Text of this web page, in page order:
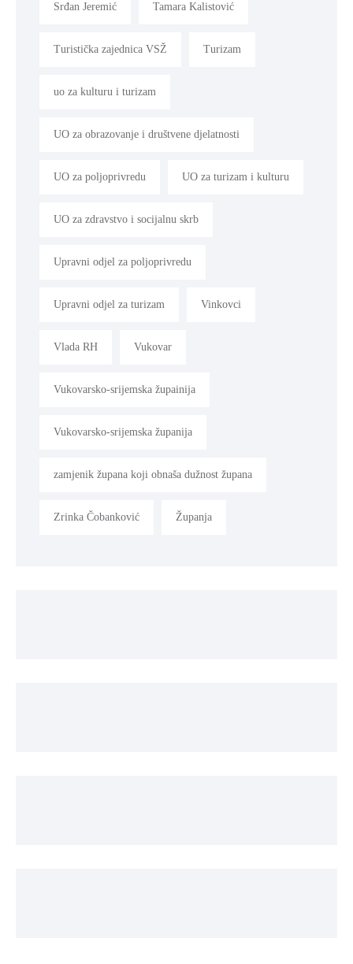
Srđan Jeremić Tamara Kalistović
Turistička zajednica VSŽ Turizam
uo za kulturu i turizam
UO za obrazovanje i društvene djelatnosti
UO za poljoprivredu UO za turizam i kulturu
UO za zdravstvo i socijalnu skrb
Upravni odjel za poljoprivredu
Upravni odjel za turizam Vinkovci
Vlada RH Vukovar
Vukovarsko-srijemska župainija
Vukovarsko-srijemska županija
zamjenik župana koji obnaša dužnost župana
Zrinka Čobanković Županja